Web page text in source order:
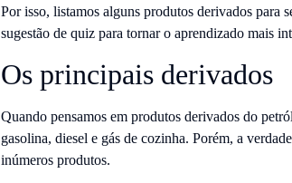
Por isso, listamos alguns produtos derivados para
sugestão de quiz para tornar o aprendizado mais
Os principais derivados
Quando pensamos em produtos derivados do
gasolina, diesel e gás de cozinha. Porém, a
inúmeros produtos.